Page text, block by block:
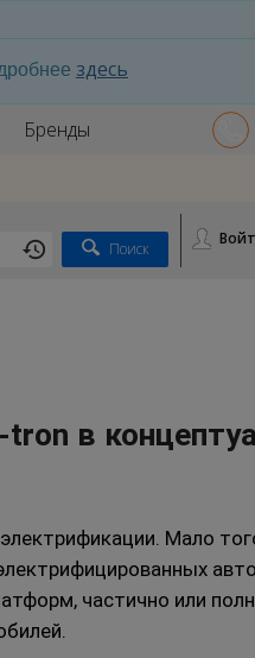
здесь
Бренды
Поиск
в
Мало
частично или